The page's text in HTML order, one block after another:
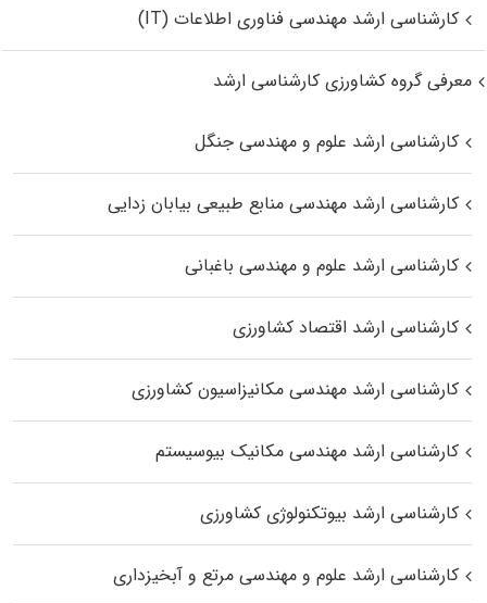
کارشناسی ارشد مهندسی فناوری اطلاعات (IT)
معرفی گروه کشاورزی کارشناسی ارشد
کارشناسی ارشد علوم و مهندسی جنگل
کارشناسی ارشد مهندسی منابع طبیعی بیابان زدایی
کارشناسی ارشد علوم و مهندسی باغبانی
کارشناسی ارشد اقتصاد کشاورزی
کارشناسی ارشد مهندسی مکانیزاسیون کشاورزی
کارشناسی ارشد مهندسی مکانیک بیوسیستم
کارشناسی ارشد بیوتکنولوژی کشاورزی
کارشناسی ارشد علوم و مهندسی مرتع و آبخیزداری